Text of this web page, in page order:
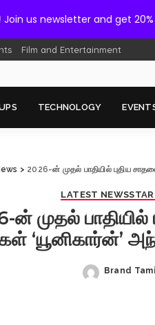
Join us newsletter and get
Film and Entertainment
TECHNOLOGY
> 2026-ன் முதல் பாதியில் புதிய
LATEST NEWS
ன் முதல் பாதியில்
‘யூனிகார்ன்’
Posted
Brand